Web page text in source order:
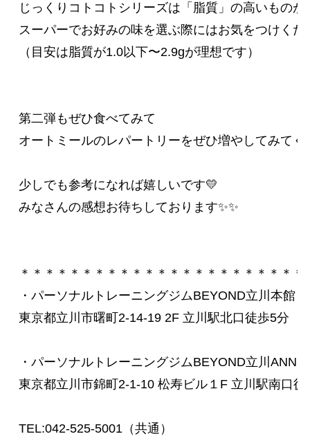
じっくりコトコトシリーズは「脂質」の高いものが
スーパーでお好みの味を選ぶ際にはお気をつけくだ
（目安は脂質が1.0以下〜2.9gが理想です）
第二弾もぜひ食べてみて
オートミールのレパートリーをぜひ増やしてみてく
少しでも参考になれば嬉しいです💛
みなさんの感想お待ちしております✨✨
＊＊＊＊＊＊＊＊＊＊＊＊＊＊＊＊＊＊＊＊＊＊＊
・パーソナルトレーニングジムBEYOND立川本館
東京都立川市曙町2-14-19 2F 立川駅北口徒歩5分
・パーソナルトレーニングジムBEYOND立川
東京都立川市錦町2-1-10 松寿ビル１F 立川駅南口
TEL:042-525-5001（共通）